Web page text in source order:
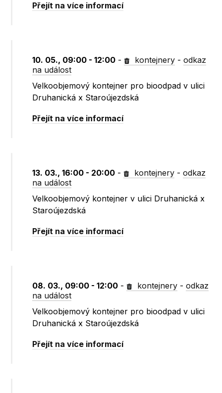
Přejít na více informací
10. 05., 09:00 - 12:00 - kontejnery -odkaz
na událost
Velkoobjemový kontejner pro bioodpad v ulici
Druhanická x Staroújezdská
Přejít na více informací
13. 03., 16:00 - 20:00 - kontejnery -odkaz
na událost
Velkoobjemový kontejner v ulici Druhanická x
Staroújezdská
Přejít na více informací
08. 03., 09:00 - 12:00 - kontejnery -odkaz
na událost
Velkoobjemový kontejner pro bioodpad v ulici
Druhanická x Staroújezdská
Přejít na více informací